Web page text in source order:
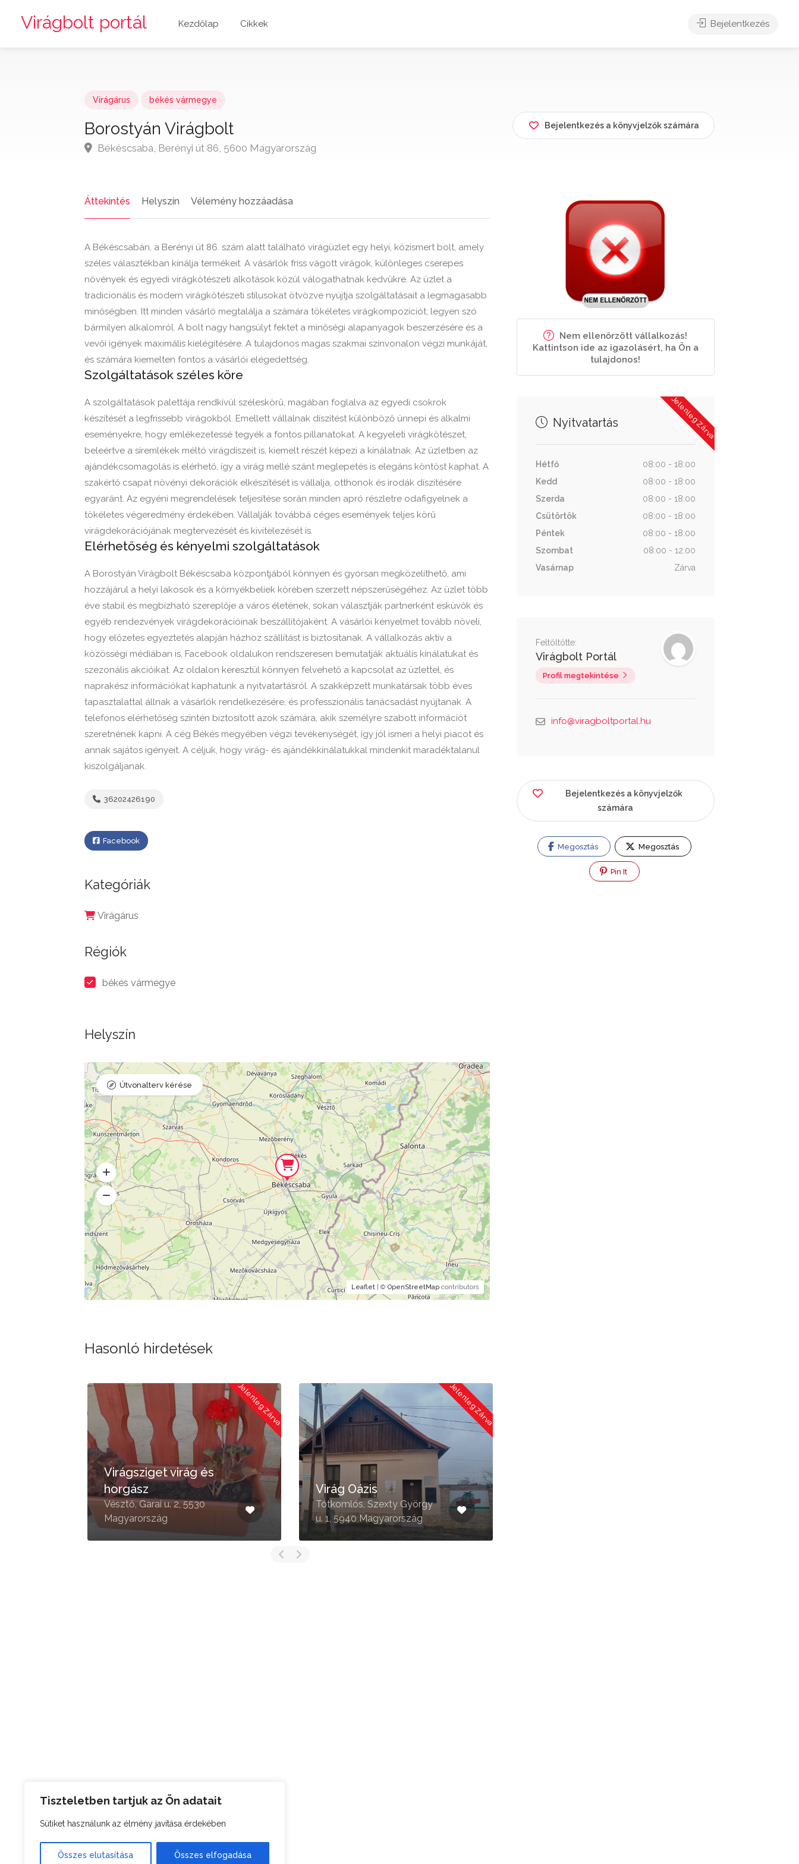
Tiszteletben tartjuk az Ön adatait
Sütiket használunk az élmény javítása érdekében
Összes elutasítása Összes elfogadása
Virágbolt portál Kezdőlap Cikkek Bejelentkezés
Virágárus békés vármegye
Borostyán Virágbolt
Békéscsaba, Berényi út 86, 5600 Magyarország
Bejelentkezés a könyvjelzők számára
Áttekintés Helyszín Vélemény hozzáadása
A Békéscsabán, a Berényi út 86. szám alatt található virágüzlet egy helyi, közismert bolt, amely
széles választékban kínálja termékeit. A vásárlók friss vágott virágok, különleges cserepes
növények és egyedi virágkötészeti alkotások közül válogathatnak kedvükre. Az üzlet a
tradicionális és modern virágkötészeti stílusokat ötvözve nyújtja szolgáltatásait a legmagasabb
minőségben. Itt minden vásárló megtalálja a számára tökéletes virágkompozíciót, legyen szó
bármilyen alkalomról. A bolt nagy hangsúlyt fektet a minőségi alapanyagok beszerzésére és a
vevői igények maximális kielégítésére. A tulajdonos magas szakmai színvonalon végzi munkáját,
és számára kiemelten fontos a vásárlói elégedettség.
Szolgáltatások széles köre
A szolgáltatások palettája rendkívül széleskörű, magában foglalva az egyedi csokrok
készítését a legfrissebb virágokból. Emellett vállalnak díszítést különböző ünnepi és alkalmi
eseményekre, hogy emlékezetessé tegyék a fontos pillanatokat. A kegyeleti virágkötészet,
beleértve a síremlékek méltó virágdíszeit is, kiemelt részét képezi a kínálatnak. Az üzletben az
ajándékcsomagolás is elérhető, így a virág mellé szánt meglepetés is elegáns köntöst kaphat. A
szakértő csapat növényi dekorációk elkészítését is vállalja, otthonok és irodák díszítésére
egyaránt. Az egyéni megrendelések teljesítése során minden apró részletre odafigyelnek a
tökéletes végeredmény érdekében. Vállalják továbbá céges események teljes körű
virágdekorációjának megtervezését és kivitelezését is.
Elérhetőség és kényelmi szolgáltatások
A Borostyán Virágbolt Békéscsaba központjából könnyen és gyorsan megközelíthető, ami
hozzájárul a helyi lakosok és a környékbeliek körében szerzett népszerűségéhez. Az üzlet több
éve stabil és megbízható szereplője a város életének, sokan választják partnerként esküvők és
egyéb rendezvények virágdekorációinak beszállítójaként. A vásárlói kényelmet tovább növeli,
hogy előzetes egyeztetés alapján házhoz szállítást is biztosítanak. A vállalkozás aktív a
közösségi médiában is, Facebook oldalukon rendszeresen bemutatják aktuális kínálatukat és
szezonális akcióikat. Az oldalon keresztül könnyen felvehető a kapcsolat az üzlettel, és
naprakész információkat kaphatunk a nyitvatartásról. A szakképzett munkatársak több éves
tapasztalattal állnak a vásárlók rendelkezésére, és professzionális tanácsadást nyújtanak. A
telefonos elérhetőség szintén biztosított azok számára, akik személyre szabott információt
szeretnének kapni. A cég Békés megyében végzi tevékenységét, így jól ismeri a helyi piacot és
annak sajátos igényeit. A céljuk, hogy virág- és ajándékkínálatukkal mindenkit maradéktalanul
kiszolgáljanak.
36202426190
Facebook
Kategóriák
Virágárus
Régiók
békés vármegye
Helyszín
Leaflet| © OpenStreetMapcontributors
Útvonalterv kérése
Hasonló hirdetések
Jelenleg Zárva
Virágsziget virág és
horgász
Vésztő, Garai u. 2, 5530
Magyarország
Jelenleg Zárva
Virág Oázis
Tótkomlós, Szexty György
u. 1, 5940 Magyarország
Nem ellenőrzött vállalkozás!
Kattintson ide az igazolásért, ha Ön a
tulajdonos!
Jelenleg Zárva
Nyitvatartás
Hétfő
08:00 - 18:00
Kedd
08:00 - 18:00
Szerda
08:00 - 18:00
Csütörtök
08:00 - 18:00
Péntek
08:00 - 18:00
Szombat
08:00 - 12:00
Vasárnap
Zárva
Feltöltötte:
Virágbolt Portál
Profil megtekintése
info@viragboltportal.hu
Bejelentkezés a könyvjelzők
számára
Megosztás Megosztás
Pin It